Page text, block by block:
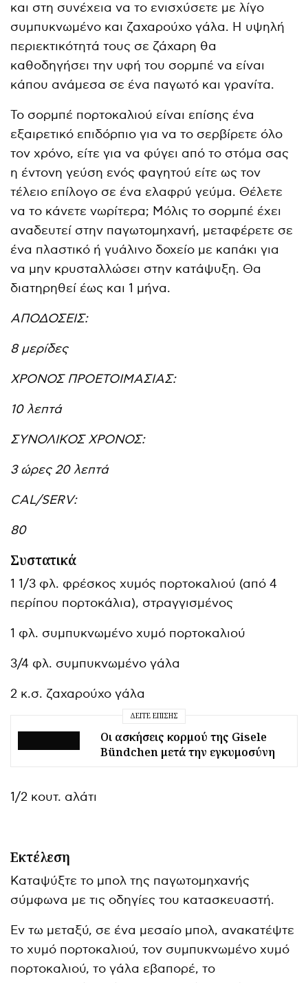
και στη συνέχεια να το ενισχύσετε με λίγο
συμπυκνωμένο και ζαχαρούχο γάλα. Η υψηλή
περιεκτικότητά τους σε ζάχαρη θα
καθοδηγήσει την υφή του σορμπέ να είναι
κάπου ανάμεσα σε ένα παγωτό και γρανίτα.
Το σορμπέ πορτοκαλιού είναι επίσης ένα
εξαιρετικό επιδόρπιο για να το σερβίρετε όλο
τον χρόνο, είτε για να φύγει από το στόμα σας
η έντονη γεύση ενός φαγητού είτε ως τον
τέλειο επίλογο σε ένα ελαφρύ γεύμα. Θέλετε
να το κάνετε νωρίτερα; Μόλις το σορμπέ έχει
αναδευτεί στην παγωτομηχανή, μεταφέρετε σε
ένα πλαστικό ή γυάλινο δοχείο με καπάκι για
να μην κρυσταλλώσει στην κατάψυξη. Θα
διατηρηθεί έως και 1 μήνα.
ΑΠΟΔΟΣΕΙΣ:
8 μερίδες
ΧΡΟΝΟΣ ΠΡΟΕΤΟΙΜΑΣΙΑΣ:
10 λεπτά
ΣΥΝΟΛΙΚΟΣ ΧΡΟΝΟΣ:
3 ώρες 20 λεπτά
CAL/SERV:
80
Συστατικά
1 1/3 φλ. φρέσκος χυμός πορτοκαλιού (από 4
περίπου πορτοκάλια), στραγγισμένος
1 φλ. συμπυκνωμένο χυμό πορτοκαλιού
3/4 φλ. συμπυκνωμένο γάλα
2 κ.σ. ζαχαρούχο γάλα
ΔΕΊΤΕ ΕΠΊΣΗΣ
Οι ασκήσεις κορμού της Gisele
Bündchen μετά την εγκυμοσύνη
1/2 κουτ. αλάτι
Εκτέλεση
Καταψύξτε το μπολ της παγωτομηχανής
σύμφωνα με τις οδηγίες του κατασκευαστή.
Εν τω μεταξύ, σε ένα μεσαίο μπολ, ανακατέψτε
το χυμό πορτοκαλιού, τον συμπυκνωμένο χυμό
πορτοκαλιού, το γάλα εβαπορέ, το